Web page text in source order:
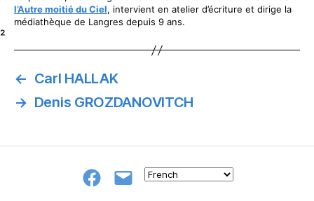
l’Autre moitié du Ciel, intervient en atelier d’écriture et dirige la
médiathèque de Langres depuis 9 ans.
²
← Carl HALLAK
→ Denis GROZDANOVITCH
GroupeE-